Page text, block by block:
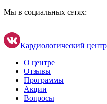
Мы в социальных сетях:
Кардиологический центр
О центре
Отзывы
Программы
Акции
Вопросы